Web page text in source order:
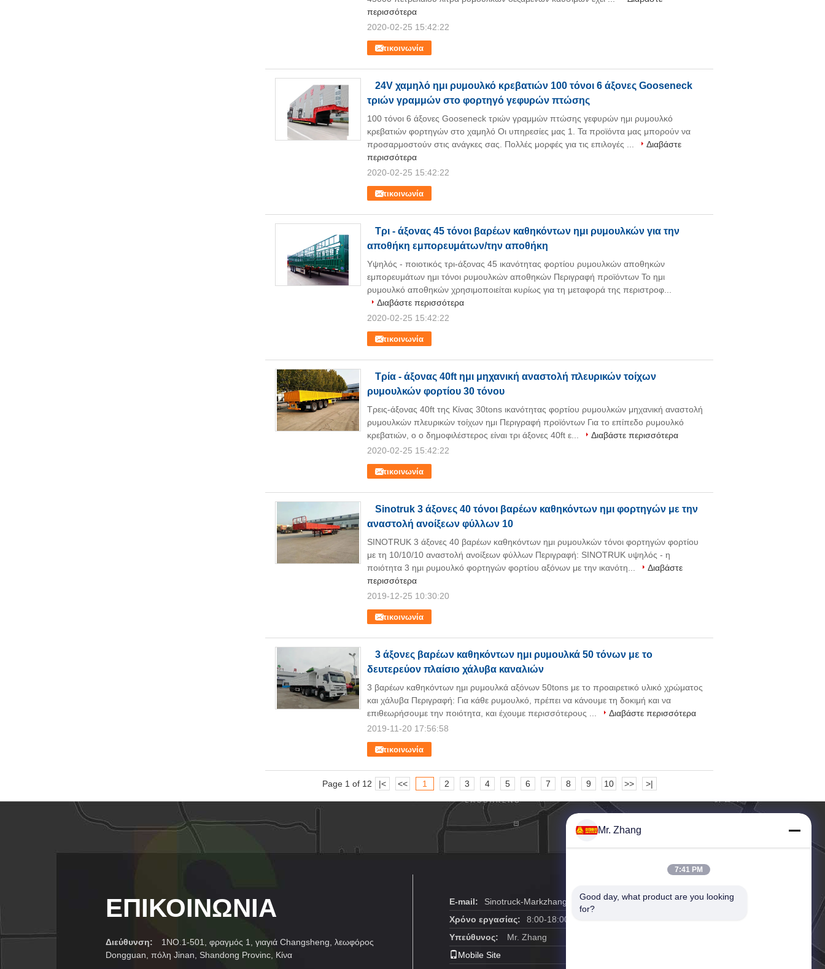
Επικοινωνία
περισσότερα
2020-02-25 15:42:22
24V χαμηλό ημι ρυμουλκό κρεβατιών 100 τόνοι 6 άξονες Gooseneck
τριών γραμμών στο φορτηγό γεφυρών πτώσης
Επικοινωνία
100 τόνοι 6 άξονες Gooseneck τριών γραμμών πτώσης γεφυρών ημι ρυμουλκό
κρεβατιών φορτηγών στο χαμηλό Οι υπηρεσίες μας 1. Τα προϊόντα μας μπορούν να
προσαρμοστούν στις ανάγκες σας. Πολλές μορφές για τις επιλογές ...
Διαβάστε
περισσότερα
2020-02-25 15:42:22
Τρι - άξονας 45 τόνοι βαρέων καθηκόντων ημι ρυμουλκών για την
αποθήκη εμπορευμάτων/την αποθήκη
Επικοινωνία
Υψηλός - ποιοτικός τρι-άξονας 45 ικανότητας φορτίου ρυμουλκών αποθηκών
εμπορευμάτων ημι τόνοι ρυμουλκών αποθηκών Περιγραφή προϊόντων Το ημι
ρυμουλκό αποθηκών χρησιμοποιείται κυρίως για τη μεταφορά της περιστροφ...
Διαβάστε περισσότερα
2020-02-25 15:42:22
Τρία - άξονας 40ft ημι μηχανική αναστολή πλευρικών τοίχων
ρυμουλκών φορτίου 30 τόνου
Επικοινωνία
Τρεις-άξονας 40ft της Κίνας 30tons ικανότητας φορτίου ρυμουλκών μηχανική αναστολή
ρυμουλκών πλευρικών τοίχων ημι Περιγραφή προϊόντων Για το επίπεδο ρυμουλκό
κρεβατιών, ο ο δημοφιλέστερος είναι τρι άξονες 40ft ε...
Διαβάστε περισσότερα
2020-02-25 15:42:22
Sinotruk 3 άξονες 40 τόνοι βαρέων καθηκόντων ημι φορτηγών με την
αναστολή ανοίξεων φύλλων 10
Επικοινωνία
SINOTRUK 3 άξονες 40 βαρέων καθηκόντων ημι ρυμουλκών τόνοι φορτηγών φορτίου
με τη 10/10/10 αναστολή ανοίξεων φύλλων Περιγραφή: SINOTRUK υψηλός - η
ποιότητα 3 ημι ρυμουλκό φορτηγών φορτίου αξόνων με την ικανότη...
Διαβάστε
περισσότερα
2019-12-25 10:30:20
3 άξονες βαρέων καθηκόντων ημι ρυμουλκά 50 τόνων με το
δευτερεύον πλαίσιο χάλυβα καναλιών
Επικοινωνία
3 βαρέων καθηκόντων ημι ρυμουλκά αξόνων 50tons με το προαιρετικό υλικό χρώματος
και χάλυβα Περιγραφή: Για κάθε ρυμουλκό, πρέπει να κάνουμε τη δοκιμή και να
επιθεωρήσουμε την ποιότητα, και έχουμε περισσότερους ...
Διαβάστε περισσότερα
2019-11-20 17:56:58
Page 1 of 12 |< << 1 2 3 4 5 6 7 8 9 10 >> >|
ΕΠΙΚΟΙΝΩΝΊΑ
Διεύθυνση:
1NO.1-501, φραγμός 1, γιαγιά Changsheng, λεωφόρος
Dongguan, πόλη Jinan, Shandong Provinc, Κίνα
E-mail:
Sinotruck-Markzhang@vip.163.com
Χρόνο εργασίας:
8:00-18:00
Υπεύθυνος:
Mr. Zhang
Mobile Site
Mr. Zhang
7:41 PM
Good day, what product are you looking
for?